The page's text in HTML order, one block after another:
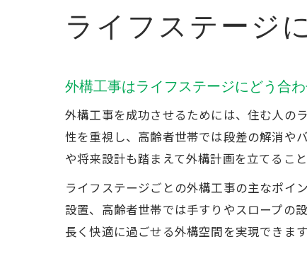
ライフステージ
外構工事はライフステージにどう合
外構工事を成功させるためには、住む人の
性を重視し、高齢者世帯では段差の解消や
や将来設計も踏まえて外構計画を立てること
ライフステージごとの外構工事の主なポイ
設置、高齢者世帯では手すりやスロープの
長く快適に過ごせる外構空間を実現できます